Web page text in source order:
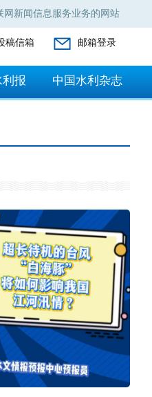
网新闻信息服务业务的网站
稿信箱 邮箱登录
利报 中国水利杂志